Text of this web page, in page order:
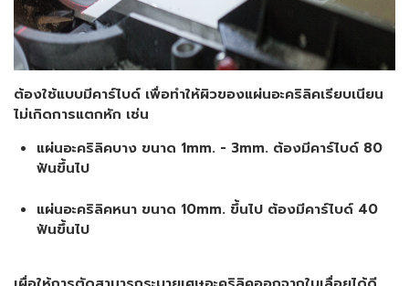
ต้องใช้แบบมีคาร์ไบด์ เพื่อทำให้ผิวของแผ่นอะคริลิคเรียบเนียน
ไม่เกิดการแตกหัก เช่น
แผ่นอะคริลิคบาง ขนาด 1mm. - 3mm. ต้องมีคาร์ไบด์ 80
ฟันขึ้นไป
แผ่นอะคริลิคหนา ขนาด 10mm. ขึ้นไป ต้องมีคาร์ไบด์ 40
ฟันขึ้นไป